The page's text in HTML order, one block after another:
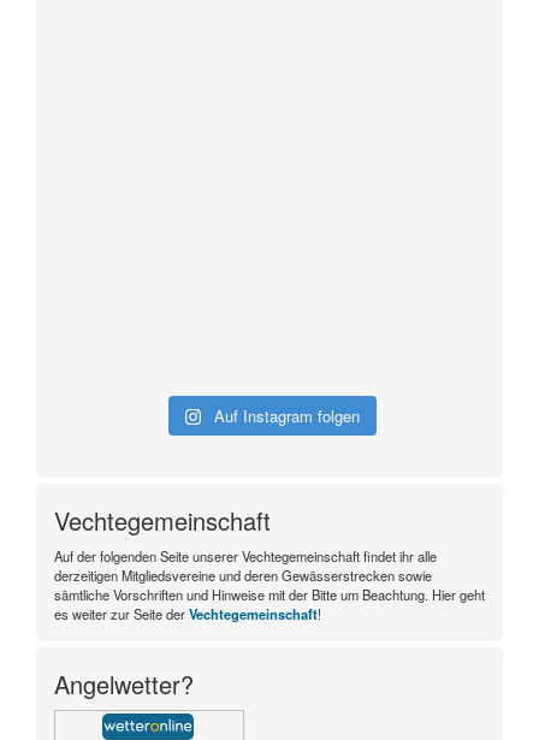
Auf Instagram folgen
Vechtegemeinschaft
Auf der folgenden Seite unserer Vechtegemeinschaft findet ihr alle
derzeitigen Mitgliedsvereine und deren Gewässerstrecken sowie
sämtliche Vorschriften und Hinweise mit der Bitte um Beachtung. Hier geht
es weiter zur Seite derVechtegemeinschaft!
Angelwetter?